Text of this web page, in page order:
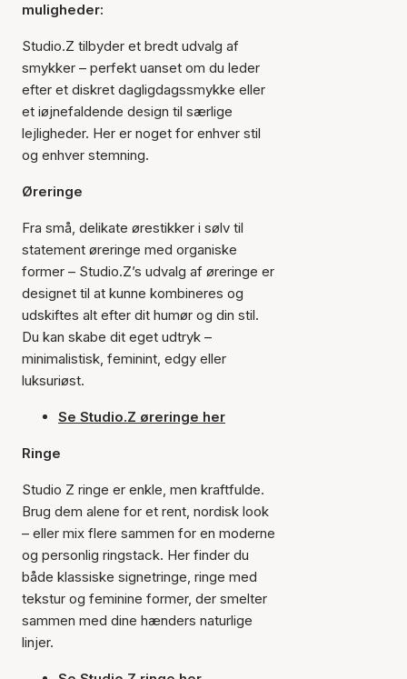
muligheder:
Studio.Z tilbyder et bredt udvalg af
smykker – perfekt uanset om du leder
efter et diskret dagligdagssmykke eller
et iøjnefaldende design til særlige
lejligheder. Her er noget for enhver stil
og enhver stemning.
Øreringe
Fra små, delikate ørestikker i sølv til
statement øreringe med organiske
former – Studio.Z’s udvalg af øreringe er
designet til at kunne kombineres og
udskiftes alt efter dit humør og din stil.
Du kan skabe dit eget udtryk –
minimalistisk, feminint, edgy eller
luksuriøst.
Se Studio.Z øreringe her
Ringe
Studio Z ringe er enkle, men kraftfulde.
Brug dem alene for et rent, nordisk look
– eller mix flere sammen for en moderne
og personlig ringstack. Her finder du
både klassiske signetringe, ringe med
tekstur og feminine former, der smelter
sammen med dine hænders naturlige
linjer.